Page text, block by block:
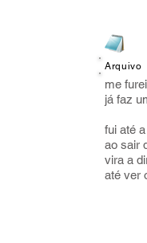
me
já faz
fui até
ao sair
vira a
até ver